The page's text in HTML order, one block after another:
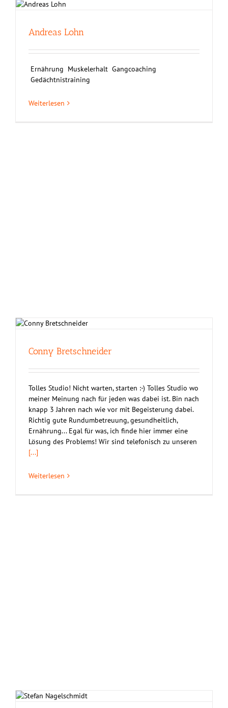
Andreas Lohn
Ernährung Muskelerhalt Gangcoaching
Gedächtnistraining
Weiterlesen
Conny Bretschneider
Tolles Studio! Nicht warten, starten :-) Tolles Studio wo
meiner Meinung nach für jeden was dabei ist. Bin nach
knapp 3 Jahren nach wie vor mit Begeisterung dabei.
Richtig gute Rundumbetreuung, gesundheitlich,
Ernährung... Egal für was, ich finde hier immer eine
Lösung des Problems! Wir sind telefonisch zu unseren
[...]
Weiterlesen